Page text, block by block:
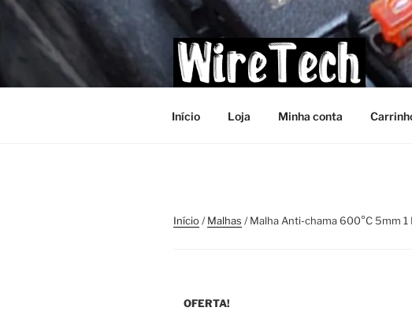
Pular
para
conteúdo
Início Loja Minha conta
Início/Malhas / Malha Anti-chama 600°C 5mm 1
OFERTA!